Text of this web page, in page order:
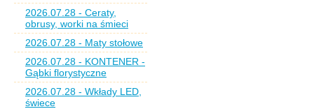
2026.07.28 - Ceraty,
obrusy, worki na śmieci
2026.07.28 - Maty stołowe
2026.07.28 - KONTENER -
Gąbki florystyczne
2026.07.28 - Wkłady LED,
świece